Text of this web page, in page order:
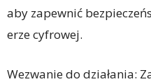
aby zapewnić
erze cyfrowej.
Wezwanie do działania: